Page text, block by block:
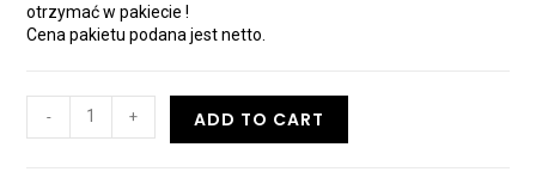
otrzymać w pakiecie !
Cena pakietu podana jest netto.
- + ADD TO CART